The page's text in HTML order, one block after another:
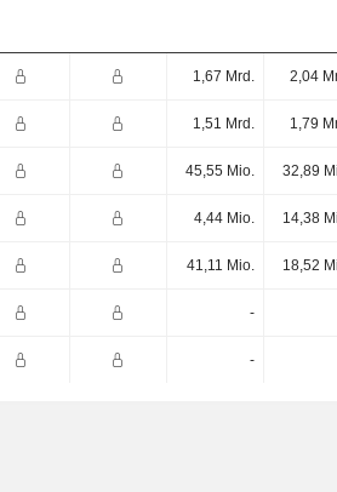
1,67 Mrd. 2,04
1,51 Mrd. 1,79
45,55 Mio. 32,89
4,44 Mio. 14,38
41,11 Mio. 18,52
-
-